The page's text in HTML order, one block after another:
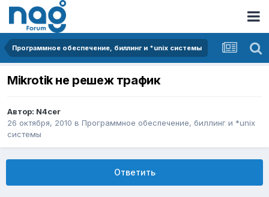
Программное обеспечение, биллинг и *unix системы
Mikrotik не решеж трафик
Автор: N4cer
26 октября, 2010 в Программное обеспечение, биллинг и *unix
системы
Ответить